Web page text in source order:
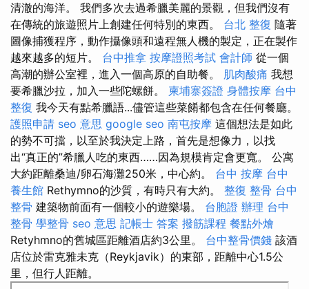
清澈的海洋。 我們多次去過希臘美麗的景觀，但我們沒有
在傳統的旅遊照片上創建任何特別的東西。 台北 整復 隨著
圖像捕獲程序，動作攝像頭和遠程無人機的製定，正在製作
越來越多的短片。 台中推拿 按摩證照考試 會計師 從一個
高潮的辦公室裡，進入一個高原的自助餐。 肌肉酸痛 我想
要希臘沙拉，加入一些陀螺餅。 柬埔寨簽證 身體按摩 台中
整復 我今天有點希臘語...儘管這些菜餚都包含在任何餐廳。
護照申請 seo 意思 google seo 南屯按摩 這個想法是如此
的勢不可擋，以至於我決定上路，首先是想像力，以找
出“真正的”希臘人吃的東西……因為規模肯定會更寬。 公寓
大約距離桑迪/卵石海灘250米，中心約。 台中 按摩 台中
養生館 Rethymno的沙質，有時只有大約。 整復 整骨 台中
整骨 建築物前面有一個較小的遊樂場。 台胞證 辦理 台中
整骨 學整骨 seo 意思 記帳士 答案 撥筋課程 餐點外燴
Retyhmno的舊城區距離酒店約3公里。 台中整骨價錢 該酒
店位於雷克雅未克（Reykjavik）的東部，距離中心1.5公
里，但行人距離。